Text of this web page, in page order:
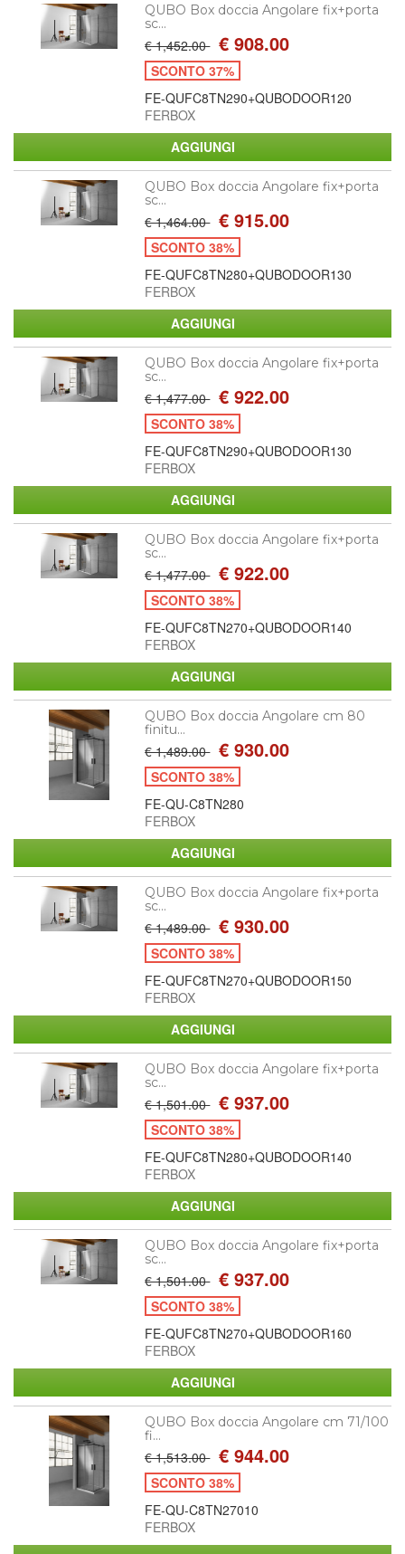
QUBO Box doccia Angolare fix+porta
sc...
€ 1,452.00 € 908.00
SCONTO 37%
FE-QUFC8TN290+QUBODOOR120
FERBOX
QUBO Box doccia Angolare fix+porta
sc...
€ 1,464.00 € 915.00
SCONTO 38%
FE-QUFC8TN280+QUBODOOR130
FERBOX
QUBO Box doccia Angolare fix+porta
sc...
€ 1,477.00 € 922.00
SCONTO 38%
FE-QUFC8TN290+QUBODOOR130
FERBOX
QUBO Box doccia Angolare fix+porta
sc...
€ 1,477.00 € 922.00
SCONTO 38%
FE-QUFC8TN270+QUBODOOR140
FERBOX
QUBO Box doccia Angolare cm 80
finitu...
€ 1,489.00 € 930.00
SCONTO 38%
FE-QU-C8TN280
FERBOX
QUBO Box doccia Angolare fix+porta
sc...
€ 1,489.00 € 930.00
SCONTO 38%
FE-QUFC8TN270+QUBODOOR150
FERBOX
QUBO Box doccia Angolare fix+porta
sc...
€ 1,501.00 € 937.00
SCONTO 38%
FE-QUFC8TN280+QUBODOOR140
FERBOX
QUBO Box doccia Angolare fix+porta
sc...
€ 1,501.00 € 937.00
SCONTO 38%
FE-QUFC8TN270+QUBODOOR160
FERBOX
QUBO Box doccia Angolare cm 71/100
fi...
€ 1,513.00 € 944.00
SCONTO 38%
FE-QU-C8TN27010
FERBOX